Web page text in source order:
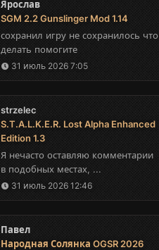
Ярослав
SGM 2.2 Gunslinger Mod 1.14
сохранил игру не сохранилось что
делать помогите
31 июль 2026 7:05
strzelec
S.T.A.L.K.E.R. Lost Alpha Enhanced
Edition 1.3
Я нечасто оставляю комментарии
в подобных местах, ...
31 июль 2026 12:46
Павел
Народная Солянка OGSR 2026